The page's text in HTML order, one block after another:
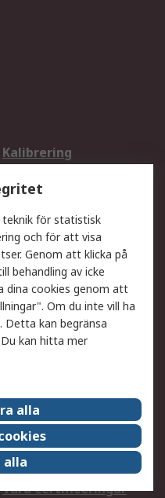
Kalibrering
Teknisk Support
Exportlösningar
Retur av varor
Spåra din order
Fördelar med RS-konto
Försäljningsvillkor
Press Centre
ESG
Våra certificeringar
teknik för statistisk
och för att visa
Genom att klicka på
behandling av icke
dina cookies genom att
Om du inte vill ha
Detta kan begränsa
kan hitta mer
alla
alla